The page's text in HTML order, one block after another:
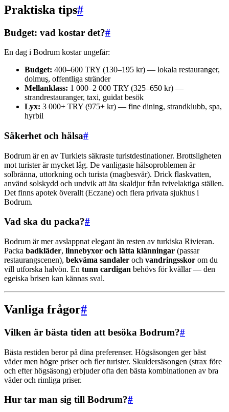
Praktiska tips#
Budget: vad kostar det?#
En dag i Bodrum kostar ungefär:
Budget: 400–600 TRY (130–195 kr) — lokala restauranger,
dolmuş, offentliga stränder
Mellanklass: 1 000–2 000 TRY (325–650 kr) —
strandrestauranger, taxi, guidat besök
Lyx: 3 000+ TRY (975+ kr) — fine dining, strandklubb, spa,
hyrbil
Säkerhet och hälsa#
Bodrum är en av Turkiets säkraste turistdestinationer. Brottsligheten
mot turister är mycket låg. De vanligaste hälsoproblemen är
solbränna, uttorkning och turista (magbesvär). Drick flaskvatten,
använd solskydd och undvik att äta skaldjur från tvivelaktiga ställen.
Det finns apotek överallt (Eczane) och flera privata sjukhus i
Bodrum.
Vad ska du packa?#
Bodrum är mer avslappnat elegant än resten av turkiska Rivieran.
Packa badkläder, linnebyxor och lätta klänningar (passar
restaurangscenen), bekväma sandaler och vandringsskor om du
vill utforska halvön. En tunn cardigan behövs för kvällar — den
egeiska brisen kan kännas sval.
Vanliga frågor#
Vilken är bästa tiden att besöka Bodrum?#
Bästa restiden beror på dina preferenser. Högsäsongen ger bäst
väder men högre priser och fler turister. Skuldersäsongen (strax före
och efter högsäsong) erbjuder ofta den bästa kombinationen av bra
väder och rimliga priser.
Hur tar man sig till Bodrum?#